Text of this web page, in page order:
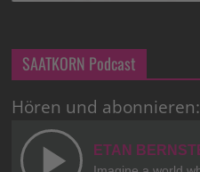
SAATKORN Podcast
Hören und abonnieren: